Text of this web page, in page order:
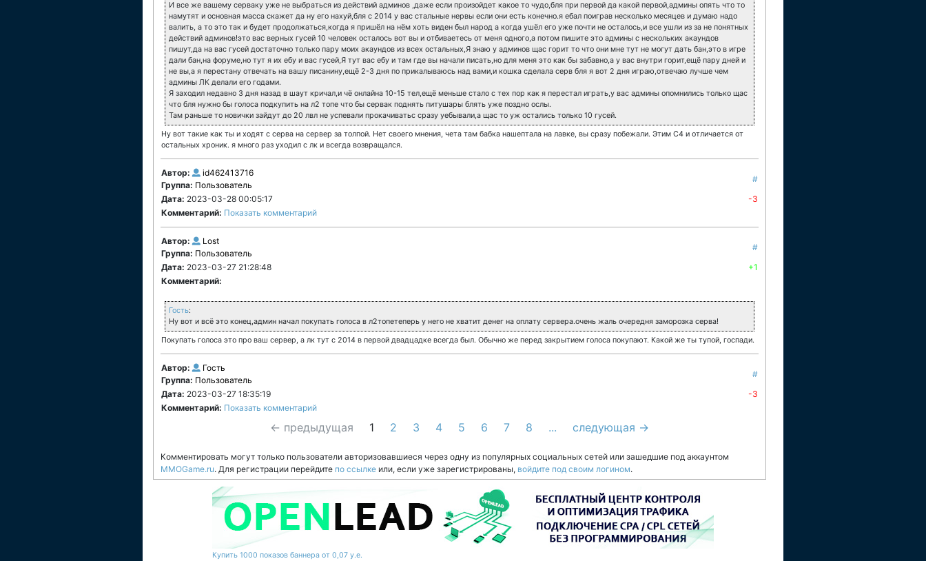
И все же вашему серваку уже не выбраться из действий админов ,даже если произойдет какое то чудо,бля при первой да какой первой,админы опять что то
намутят и основная масса скажет да ну его нахуй,бля с 2014 у вас стальные нервы если они есть конечно.я ебал поиграв несколько месяцев и думаю надо
валить, а то это так и будет продолжаться,когда я пришёл на нём хоть виден был народ а когда ушёл его уже почти не осталось,и все ушли из за не понятных
действий админов!это вас верных гусей 10 человек осталось вот вы и отбиваетесь от меня одного,а потом пишите это админы с нескольких акаундов
пишут,да на вас гусей достаточно только пару моих акаундов из всех остальных,Я знаю у админов щас горит то что они мне тут не могут дать бан,это в игре
дали бан,на форуме,но тут я их ебу и вас гусей,Я тут вас ебу и там где вы начали писать,но для меня это как бы забавно,а у вас внутри горит,ещё пару дней и
не вы,а я перестану отвечать на вашу писанину,ещё 2-3 дня по прикалываюсь над вами,и кошка сделала серв бля я вот 2 дня играю,отвечаю лучше чем
админы ЛК делали его годами.
Я заходил недавно 3 дня назад в шаут кричал,и чё онлайна 10-15 тел,ещё меньше стало с тех пор как я перестал играть,у вас админы опомнились только щас
что бля нужно бы голоса подкупить на л2 топе что бы сервак поднять питушары блять уже поздно ослы.
Там раньше то новички зайдут до 20 лвл не успевали прокачиватьс сразу уебывали,а щас то уж остались только 10 гусей.
Ну вот такие как ты и ходят с серва на сервер за толпой. Нет своего мнения, чета там бабка нашептала на лавке, вы сразу побежали. Этим С4 и отличается от
остальных хроник. я много раз уходил с лк и всегда возвращался.
Автор:
id462413716
Группа: Пользователь
#
Дата: 2023-03-28 00:05:17
-3
Комментарий: Показать комментарий
Автор:
Lost
Группа: Пользователь
#
Дата: 2023-03-27 21:28:48
+1
Комментарий:
Гость:
Ну вот и всё это конец,админ начал покупать голоса в л2топетеперь у него не хватит денег на оплату сервера.очень жаль очередня заморозка серва!
Покупать голоса это про ваш сервер, а лк тут с 2014 в первой двадцадке всегда был. Обычно же перед закрытием голоса покупают. Какой же ты тупой, госпади.
Автор:
Гость
Группа: Пользователь
#
Дата: 2023-03-27 18:35:19
-3
Комментарий: Показать комментарий
← предыдущая 1 2 3 4 5 6 7 8 ... следующая →
Комментировать могут только пользователи авторизовавшиеся через одну из популярных социальных сетей или зашедшие под аккаунтом
MMOGame.ru. Для регистрации перейдите по ссылке или, если уже зарегистрированы, войдите под своим логином.
Купить 1000 показов баннера от 0,07 у.е.